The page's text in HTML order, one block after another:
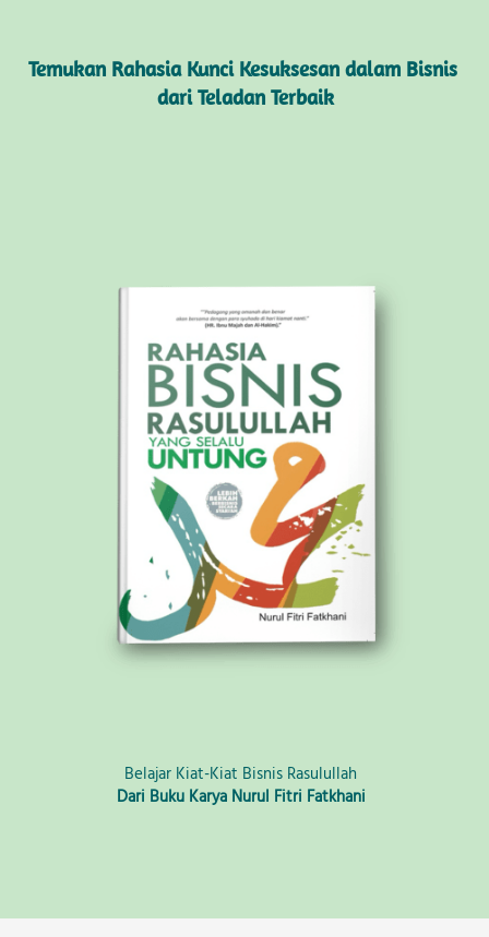
Temukan Rahasia Kunci Kesuksesan dalam Bisnis
dari Teladan Terbaik
Belajar Kiat-Kiat Bisnis Rasulullah
Dari Buku Karya Nurul Fitri Fatkhani